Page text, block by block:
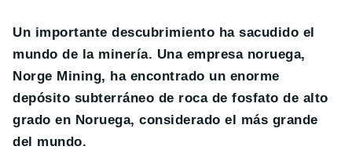
Un importante descubrimiento ha sacudido el
mundo de la minería. Una empresa noruega,
Norge Mining, ha encontrado un enorme
depósito subterráneo de roca de fosfato de alto
grado en Noruega, considerado el más grande
del mundo.